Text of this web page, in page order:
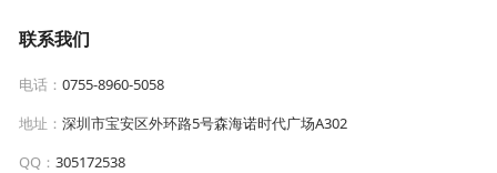
联系我们
电话：0755-8960-5058
地址：深圳市宝安区外环路5号森海诺时代广场A302
QQ：305172538